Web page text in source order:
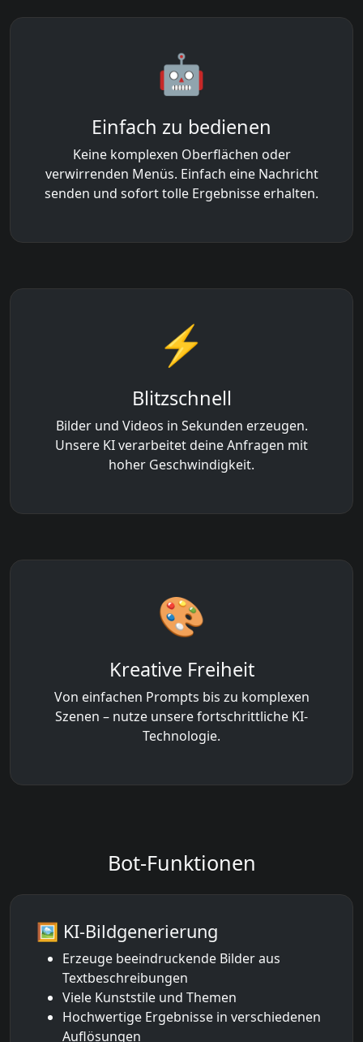
🤖
Einfach zu bedienen
Keine komplexen Oberflächen oder
verwirrenden Menüs. Einfach eine Nachricht
senden und sofort tolle Ergebnisse erhalten.
⚡
Blitzschnell
Bilder und Videos in Sekunden erzeugen.
Unsere KI verarbeitet deine Anfragen mit
hoher Geschwindigkeit.
🎨
Kreative Freiheit
Von einfachen Prompts bis zu komplexen
Szenen – nutze unsere fortschrittliche KI-
Technologie.
Bot-Funktionen
🖼️ KI-Bildgenerierung
Erzeuge beeindruckende Bilder aus
Textbeschreibungen
Viele Kunststile und Themen
Hochwertige Ergebnisse in verschiedenen
Auflösungen